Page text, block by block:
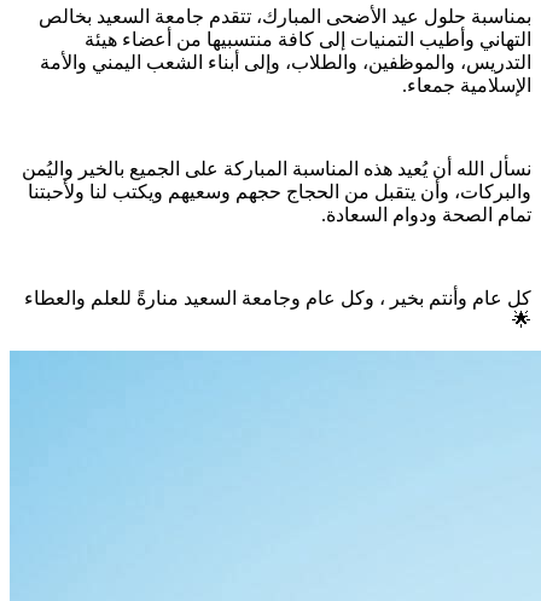
بمناسبة حلول عيد الأضحى المبارك، تتقدم جامعة السعيد بخالص
التهاني وأطيب التمنيات إلى كافة منتسبيها من أعضاء هيئة
التدريس، والموظفين، والطلاب، وإلى أبناء الشعب اليمني والأمة
الإسلامية جمعاء.
نسأل الله أن يُعيد هذه المناسبة المباركة على الجميع بالخير واليُمن
والبركات، وأن يتقبل من الحجاج حجهم وسعيهم ويكتب لنا ولأحبتنا
تمام الصحة ودوام السعادة.
كل عام وأنتم بخير ، وكل عام وجامعة السعيد منارةً للعلم والعطاء
🌟